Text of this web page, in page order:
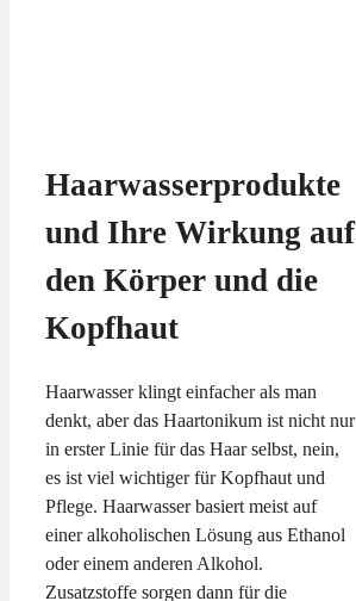
Haarwasserprodukte
und Ihre Wirkung auf
den Körper und die
Kopfhaut
Haarwasser klingt einfacher als man
denkt, aber das Haartonikum ist nicht nur
in erster Linie für das Haar selbst, nein,
es ist viel wichtiger für Kopfhaut und
Pflege. Haarwasser basiert meist auf
einer alkoholischen Lösung aus Ethanol
oder einem anderen Alkohol.
Zusatzstoffe sorgen dann für die